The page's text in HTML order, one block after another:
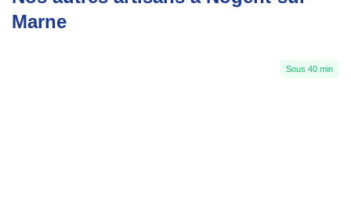
Marne
Sous 40 min